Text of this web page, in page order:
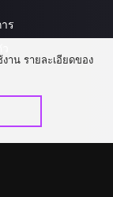
ร
าน รายละเอียดของ